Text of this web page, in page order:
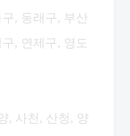
, 동래구, 부산
, 연제구, 영도
, 사천, 산청, 양